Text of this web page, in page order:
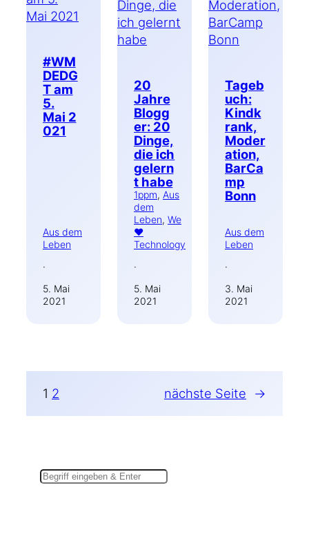
#WM
DEDG
T am
5.
Mai 2
021
Aus dem
Leben
·
5. Mai
2021
20
Jahre
Blogg
er: 20
Dinge,
die ich
gelern
t habe
1ppm, Aus
dem
Leben, We
♥
Technology
·
5. Mai
2021
Tageb
uch:
Kindk
rank,
Moder
ation,
BarCa
mp
Bonn
Aus dem
Leben
·
3. Mai
2021
1 2 nächste Seite →